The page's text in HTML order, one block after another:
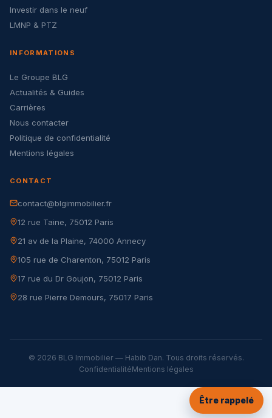
Investir dans le neuf
LMNP & PTZ
INFORMATIONS
Le Groupe BLG
Actualités & Guides
Carrières
Nous contacter
Politique de confidentialité
Mentions légales
CONTACT
contact@blgimmobilier.fr
12 rue Taine, 75012 Paris
21 av de la Plaine, 74000 Annecy
105 rue de Charenton, 75012 Paris
17 rue du Dr Goujon, 75012 Paris
28 rue Pierre Demours, 75017 Paris
© 2026 BLG Immobilier — Habib Dan. Tous droits réservés.
ConfidentialitéMentions légales
Être rappelé